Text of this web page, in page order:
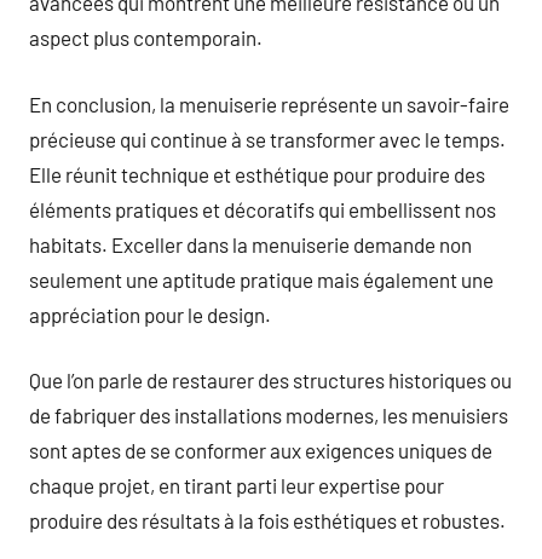
aspect plus contemporain.
En conclusion, la menuiserie représente un savoir-faire
précieuse qui continue à se transformer avec le temps.
Elle réunit technique et esthétique pour produire des
éléments pratiques et décoratifs qui embellissent nos
habitats. Exceller dans la menuiserie demande non
seulement une aptitude pratique mais également une
appréciation pour le design.
Que l’on parle de restaurer des structures historiques ou
de fabriquer des installations modernes, les menuisiers
sont aptes de se conformer aux exigences uniques de
chaque projet, en tirant parti leur expertise pour
produire des résultats à la fois esthétiques et robustes.